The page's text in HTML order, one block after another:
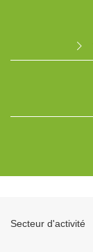
Secteur d'activité